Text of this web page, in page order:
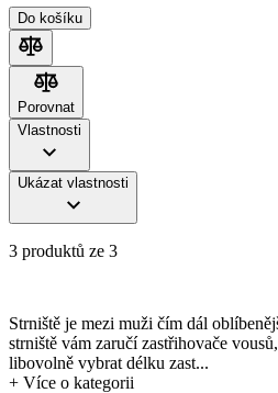
Strniště je mezi muži čím dál
strniště vám zaručí zastřihovače
libovolně vybrat délku zast...
+ Více o kategorii
Do košíku
Porovnat
Porovnat
Vlastnosti
Ukázat vlastnosti
3 produktů ze 3